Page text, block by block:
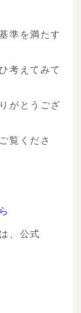
準を満たす
考えてみて
がとうござ
覧くださ
、公式